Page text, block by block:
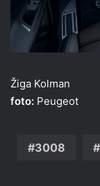
Žiga Kolman
foto: Peugeot
3008